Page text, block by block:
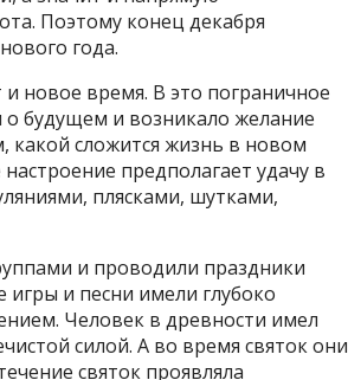
Поэтому конец декабря
года.
новое время. В это пограничное
о будущем и возникало желание
какой сложится жизнь в новом
предполагает удачу в
плясками, шутками,
и проводили праздники
и песни имели глубоко
Человек в древности имел
силой. А во время святок они
святок проявляла